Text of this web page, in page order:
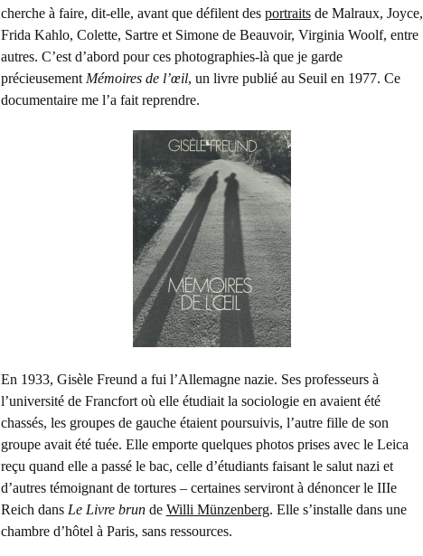
cherche à faire, dit-elle, avant que défilent des portraitsde Malraux, Joyce,
Frida Kahlo, Colette, Sartre et Simone de Beauvoir, Virginia Woolf, entre
autres. C’est d’abord pour ces photographies-là que je garde
précieusement Mémoires de l’œil, un livre publié au Seuil en 1977. Ce
documentaire me l’a fait reprendre.
En 1933, Gisèle Freund a fui l’Allemagne nazie. Ses professeurs à
l’université de Francfort où elle étudiait la sociologie en avaient été
chassés, les groupes de gauche étaient poursuivis, l’autre fille de son
groupe avait été tuée. Elle emporte quelques photos prises avec le Leica
reçu quand elle a passé le bac, celle d’étudiants faisant le salut nazi et
d’autres témoignant de tortures – certaines serviront à dénoncer le IIIe
Reich dans Le Livre brun de Willi Münzenberg. Elle s’installe dans une
chambre d’hôtel à Paris, sans ressources.